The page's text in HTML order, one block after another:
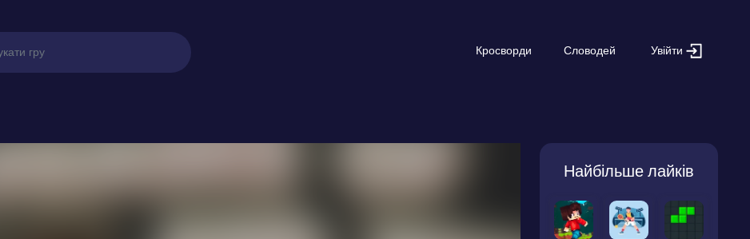
Кросворди Словодей Увійти
Найбільше лайків